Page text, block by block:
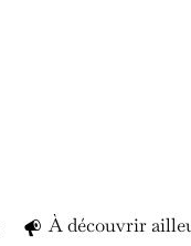
À découvrir